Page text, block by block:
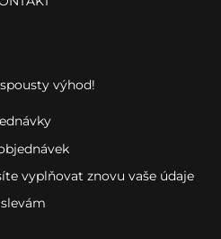
výhod!
vyplňovat znovu vaše údaje